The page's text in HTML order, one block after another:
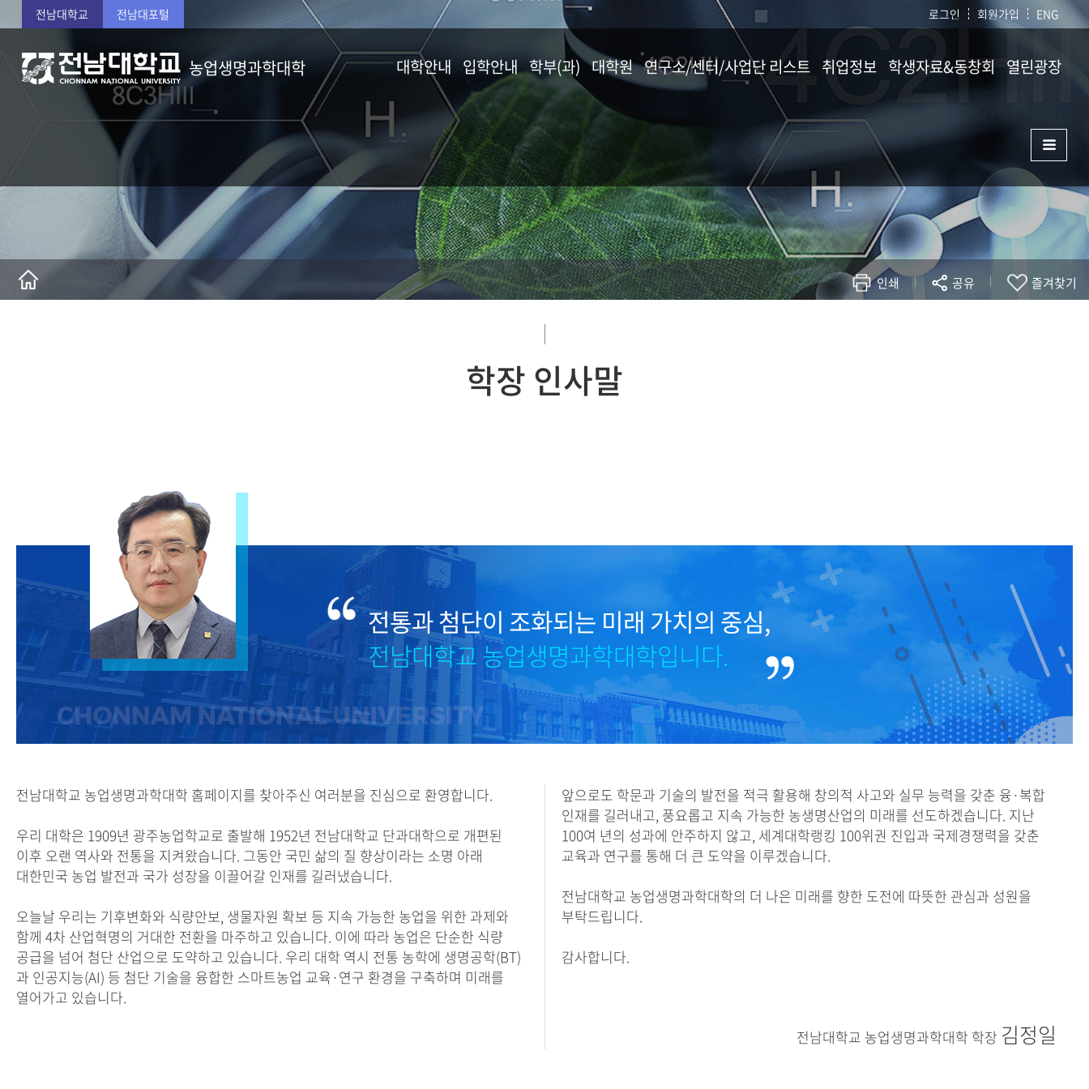
전남대학교 전남대포털 로그인 회원가입 ENG
농업생명과학대학 대학안내
학장 인사말
교육목표 및 추진방향
교수진 소개
교무 · 학사지원
협정 체결 현황
오시는 길
입학안내
입학안내
학부(과)
응용식물학과
원예생명공학과
응용생물학과
산림자원학과
임산공학과
농생명화학과
식품공학과
분자생명공학과
동물자원학부
조경학과
바이오에너지공학과
지역·
대학원
일반대학원
식물방역대학원
연구소/센터/사업단 리스트
연구소
취업정보
프로그램
채용공고 · 추천
대외활동
졸업생 취업처
자료실
관련사이트
학생자료&동창회
동창회소개
열린광장
자유게시판
소식지
농생대 홍보
농생대 화보
통합자료실
자랑스러운 농
교직원건의함
대관신청
인쇄 공유 즐겨찾기
학장 인사말
전통과 첨단이 조화되는 미래 가치의 중심,
전남대학교 농업생명과학대학입니다.
전남대학교 농업생명과학대학 홈페이지를 찾아주신 여러분을 진심으로 환영합니다.
우리 대학은 1909년 광주농업학교로 출발해 1952년 전남대학교 단과대학으로 개편된
이후 오랜 역사와 전통을 지켜왔습니다. 그동안 국민 삶의 질 향상이라는 소명 아래
대한민국 농업 발전과 국가 성장을 이끌어갈 인재를 길러냈습니다.
오늘날 우리는 기후변화와 식량안보, 생물자원 확보 등 지속 가능한 농업을 위한 과제와
함께 4차 산업혁명의 거대한 전환을 마주하고 있습니다. 이에 따라 농업은 단순한 식량
공급을 넘어 첨단 산업으로 도약하고 있습니다. 우리 대학 역시 전통 농학에 생명공학(BT)
과 인공지능(AI) 등 첨단 기술을 융합한 스마트농업 교육·연구 환경을 구축하며 미래를
열어가고 있습니다.
앞으로도 학문과 기술의 발전을 적극 활용해 창의적 사고와 실무 능력을 갖춘 융·복합
인재를 길러내고, 풍요롭고 지속 가능한 농생명산업의 미래를 선도하겠습니다. 지난
100여 년의 성과에 안주하지 않고, 세계대학랭킹 100위권 진입과 국제경쟁력을 갖춘
교육과 연구를 통해 더 큰 도약을 이루겠습니다.
전남대학교 농업생명과학대학의 더 나은 미래를 향한 도전에 따뜻한 관심과 성원을
부탁드립니다.
감사합니다.
전남대학교 농업생명과학대학 학장 김정일